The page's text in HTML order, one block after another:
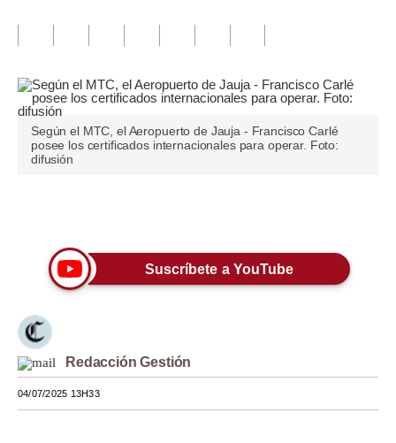
Editorial
Pregunta de hoy
Lujo
Viajes
Moda
Estilos
Mundo
Según el MTC, el Aeropuerto de Jauja - Francisco Carlé
posee los certificados internacionales para operar. Foto:
difusión
Suscríbete a YouTube
Redacción Gestión
04/07/2025 13H33